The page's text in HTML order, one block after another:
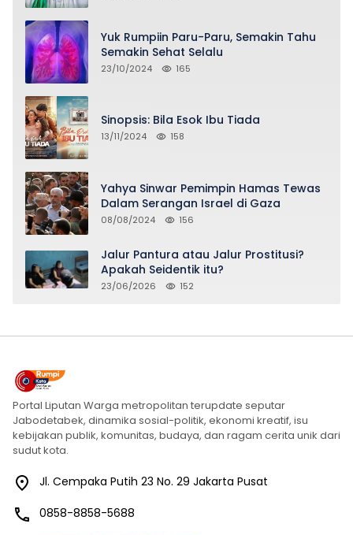
Yuk Rumpiin Paru-Paru, Semakin Tahu
Semakin Sehat Selalu
23/10/2024 165
Sinopsis: Bila Esok Ibu Tiada
13/11/2024 158
Yahya Sinwar Pemimpin Hamas Tewas
Dalam Serangan Israel di Gaza
08/08/2024 156
Jalur Pantura atau Jalur Prostitusi?
Apakah Seidentik itu?
23/06/2026 152
Portal Liputan Warga metropolitan terupdate seputar
Jabodetabek, dinamika sosial-politik, ekonomi kreatif, isu
kebijakan publik, komunitas, budaya, dan ragam cerita unik dari
sudut kota.
Jl. Cempaka Putih 23 No. 29 Jakarta Pusat
0858-8858-5688